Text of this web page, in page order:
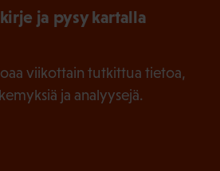
ja pysy kartalla
viikottain tutkittua tietoa,
ja analyysejä.